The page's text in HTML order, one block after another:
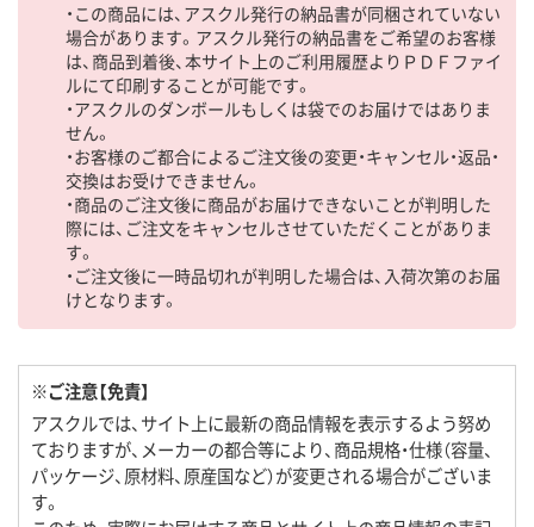
・この商品には、アスクル発行の納品書が同梱されていない
場合があります。アスクル発行の納品書をご希望のお客様
は、商品到着後、本サイト上のご利用履歴よりＰＤＦファイ
ルにて印刷することが可能です。
・アスクルのダンボールもしくは袋でのお届けではありま
せん。
・お客様のご都合によるご注文後の変更・キャンセル・返品・
交換はお受けできません。
・商品のご注文後に商品がお届けできないことが判明した
際には、ご注文をキャンセルさせていただくことがありま
す。
・ご注文後に一時品切れが判明した場合は、入荷次第のお届
けとなります。
※ご注意【免責】
アスクルでは、サイト上に最新の商品情報を表示するよう努め
ておりますが、メーカーの都合等により、商品規格・仕様（容量、
パッケージ、原材料、原産国など）が変更される場合がございま
す。